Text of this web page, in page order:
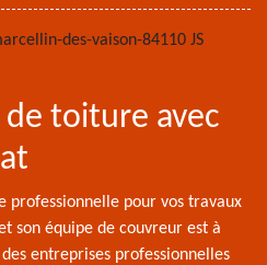
toiture avec
professionnelle pour vos travaux
son équipe de couvreur est à
entreprises professionnelles